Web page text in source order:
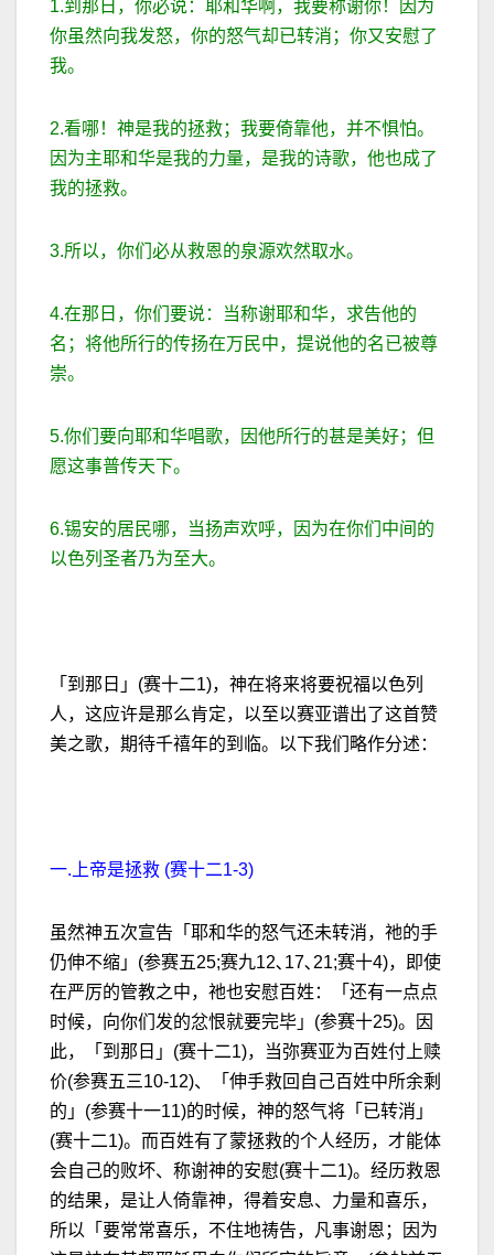
1.到那日，你必说：耶和华啊，我要称谢你！因为
你虽然向我发怒，你的怒气却已转消；你又安慰了
我。
2.看哪！神是我的拯救；我要倚靠他，并不惧怕。
因为主耶和华是我的力量，是我的诗歌，他也成了
我的拯救。
3.所以，你们必从救恩的泉源欢然取水。
4.在那日，你们要说：当称谢耶和华，求告他的
名；将他所行的传扬在万民中，提说他的名已被尊
崇。
5.你们要向耶和华唱歌，因他所行的甚是美好；但
愿这事普传天下。
6.锡安的居民哪，当扬声欢呼，因为在你们中间的
以色列圣者乃为至大。
「到那日」(赛十二1)，神在将来将要祝福以色列
人，这应许是那么肯定，以至以赛亚谱出了这首赞
美之歌，期待千禧年的到临。以下我们略作分述：
一.上帝是拯救 (赛十二1-3)
虽然神五次宣告「耶和华的怒气还未转消，祂的手
仍伸不缩」(参赛五25;赛九12､17､21;赛十4)，即使
在严厉的管教之中，祂也安慰百姓：「还有一点点
时候，向你们发的忿恨就要完毕」(参赛十25)。因
此，「到那日」(赛十二1)，当弥赛亚为百姓付上赎
价(参赛五三10-12)、「伸手救回自己百姓中所余剩
的」(参赛十一11)的时候，神的怒气将「已转消」
(赛十二1)。而百姓有了蒙拯救的个人经历，才能体
会自己的败坏、称谢神的安慰(赛十二1)。经历救恩
的结果，是让人倚靠神，得着安息、力量和喜乐，
所以「要常常喜乐，不住地祷告，凡事谢恩；因为